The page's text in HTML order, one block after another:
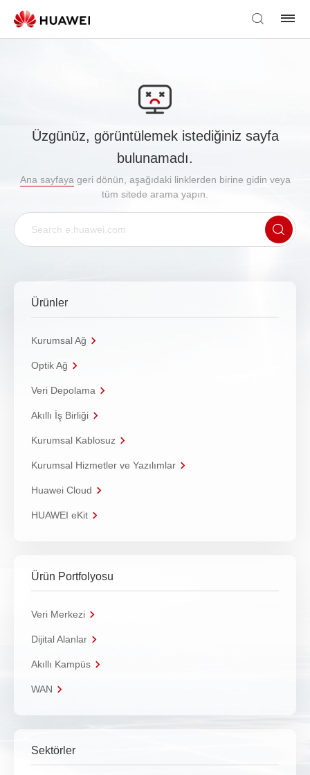
Üzgünüz, görüntülemek istediğiniz sayfa
bulunamadı.
Ana sayfaya geri dönün, aşağıdaki linklerden birine gidin veya
tüm sitede arama yapın.
Ürünler
Kurumsal Ağ
Optik Ağ
Veri Depolama
Akıllı İş Birliği
Kurumsal Kablosuz
Kurumsal Hizmetler ve Yazılımlar
Huawei Cloud
HUAWEI eKit
Ürün Portfolyosu
Veri Merkezi
Dijital Alanlar
Akıllı Kampüs
WAN
Sektörler